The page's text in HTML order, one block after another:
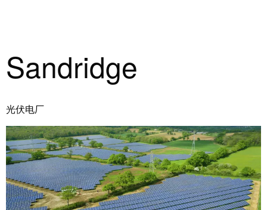
具
化
机
器
软
件
行
业
新
闻
联
系
人
Sandridge
光伏电厂